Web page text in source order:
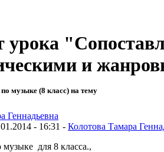
урока
и
музыке (8 класс) на тему
- 16:31 - Колотова Тамара
музыке для 8 класса.,